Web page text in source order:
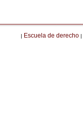
| Escuela de derecho |